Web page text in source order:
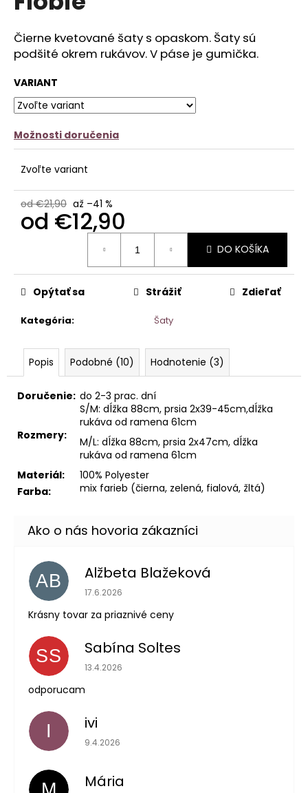
hviezdičiek.
Čierne kvetované šaty s opaskom. Šaty sú
podšité okrem rukávov. V páse je gumička.
VARIANT
Možnosti doručenia
Zvoľte variant
od €21,90 až –41 %
od €12,90
DO KOŠÍKA
Kategória: Šaty
Opýtať sa Strážiť Zdieľať
Popis Podobné (10) Hodnotenie (3)
Doručenie: do 2-3 prac. dní
Rozmery:
S/M: dĺžka 88cm, prsia 2x39-45cm,dĺžka
rukáva od ramena 61cm
M/L: dĺžka 88cm, prsia 2x47cm, dĺžka
rukáva od ramena 61cm
Materiál:
100% Polyester
Farba:
mix farieb (čierna, zelená, fialová, žltá)
AB Alžbeta Blažeková
Hodnotenie obchodu je 5 z 5 hviezdičiek.
17.6.2026
Krásny tovar za priaznivé ceny
SS Sabína Soltes
Hodnotenie obchodu je 5 z 5 hviezdičiek.
13.4.2026
odporucam
I ivi
Hodnotenie obchodu je 5 z 5 hviezdičiek.
9.4.2026
Mária
m
e
PYŽAMOVÝ
TROJKOMPLET
-
€22,90
Pôvodne:
€27,90